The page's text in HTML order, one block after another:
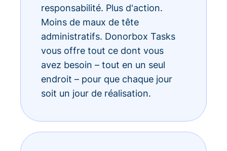
responsabilité. Plus d'action.
Moins de maux de tête
administratifs. Donorbox Tasks
vous offre tout ce dont vous
avez besoin – tout en un seul
endroit – pour que chaque jour
soit un jour de réalisation.